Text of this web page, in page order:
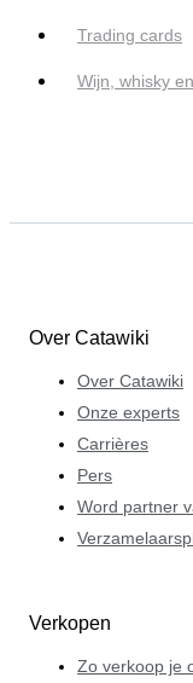
Trading cards
Wijn, whisky
Over Catawiki
Over Catawiki
Onze experts
Carrières
Pers
Word partner
Verkopen
Zo verkoop je